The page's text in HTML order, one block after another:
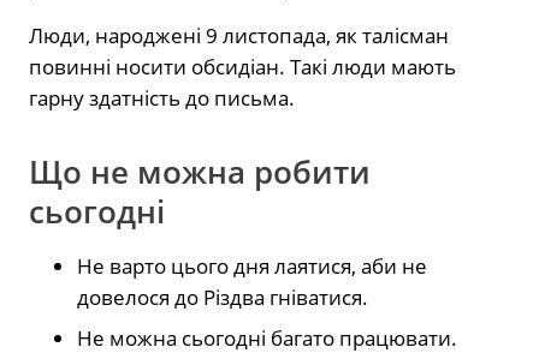
Люди, народжені 9 листопада, як талісман
повинні носити обсидіан. Такі люди мають
гарну здатність до письма.
Що не можна робити
сьогодні
Не варто цього дня лаятися, аби не
довелося до Різдва гніватися.
Не можна сьогодні багато працювати.